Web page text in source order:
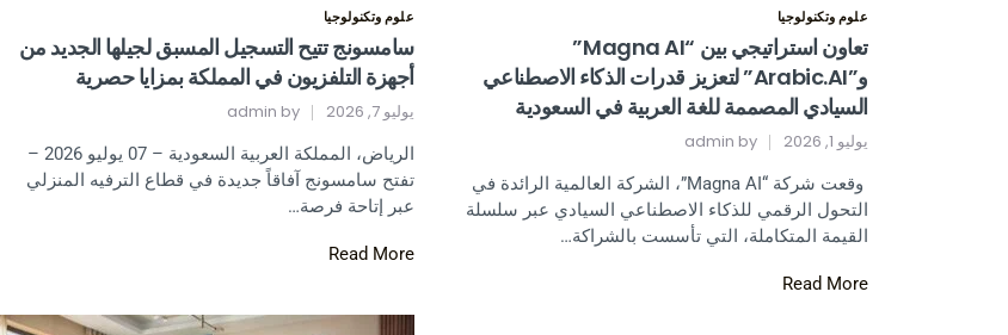
علوم وتكنولوجيا
سامسونج تتيح التسجيل المسبق لجيلها الجديد من
أجهزة التلفزيون في المملكة بمزايا حصرية
يوليو 7, 2026 admin
الرياض، المملكة العربية السعودية – 07 يوليو 2026 –
تفتح سامسونج آفاقاً جديدة في قطاع الترفيه المنزلي
عبر إتاحة فرصة…
Read More
علوم وتكنولوجيا
تعاون استراتيجي بين “Magna AI”
و”Arabic.AI” لتعزيز قدرات الذكاء الاصطناعي
السيادي المصممة للغة العربية في السعودية
يوليو 1, 2026 admin
وقعت شركة “Magna AI”، الشركة العالمية الرائدة في
التحول الرقمي للذكاء الاصطناعي السيادي عبر سلسلة
القيمة المتكاملة، التي تأسست بالشراكة…
Read More